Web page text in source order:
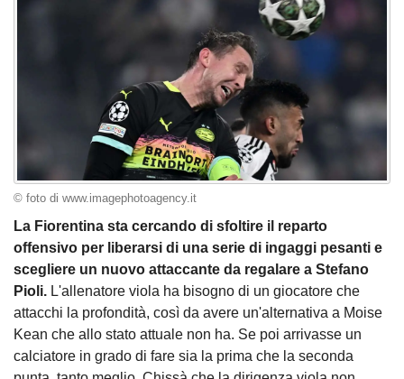
© foto di www.imagephotoagency.it
La Fiorentina sta cercando di sfoltire il reparto
offensivo per liberarsi di una serie di ingaggi pesanti e
scegliere un nuovo attaccante da regalare a Stefano
Pioli. L'allenatore viola ha bisogno di un giocatore che
attacchi la profondità, così da avere un'alternativa a Moise
Kean che allo stato attuale non ha. Se poi arrivasse un
calciatore in grado di fare sia la prima che la seconda